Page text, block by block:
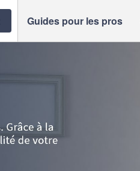
Guides pour les pros